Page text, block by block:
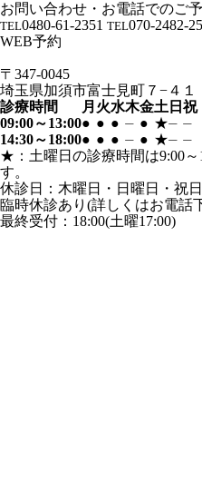
お問い合わせ・お電話でのご
TEL0480-61-2351 TEL070-2482-
WEB予約
〒347-0045
埼玉県加須市富士見町７−４１
診療時間
月 火水木金土 日祝
09:00～13:00● ● ● ⏤ ● ★⏤ ⏤
14:30～18:00● ● ● ⏤ ● ★⏤ ⏤
★：土曜日の診療時間は9:00～
す。
休診日：木曜日・日曜日・祝日
臨時休診あり(詳しくはお電話
最終受付：18:00(土曜17:00)